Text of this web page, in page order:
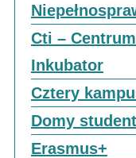
Cti –
Inkubator
Cztery
Domy
Erasmus+